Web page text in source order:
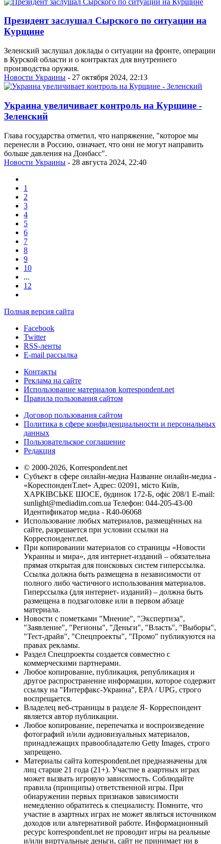
Президент заслушал Сырского по ситуации на
Курщине
Зеленский заслушал доклады о ситуации на фронте, операции
в Курской области и о контрактах для внутреннего
производства оружия.
Новости Украины - 27 октября 2024, 22:13
Украина увеличивает контроль на Курщине -
Зеленский
Глава государства отметил, что напряжение, "которое мы
перенесли в Россию, означает, что они не могут направить
больше давления на Донбасс".
Новости Украины - 28 августа 2024, 22:40
1
2
3
4
5
6
7
8
9
10
...
12
Полная версия сайта
Facebook
Twitter
RSS-ленты
E-mail рассылка
Контакты
Реклама на сайте
Использование материалов korrespondent.net
Правила пользования сайтом
Договор пользования сайтом
Политика в сфере конфиденциальности и персональных
данных
Пользовательское соглашение
Редакция
© 2000-2026, Korrespondent.net
Субъект в сфере онлайн-медиа Название онлайн-медиа -
«КореспонденТ.net» Адрес: 02091, місто Київ,
ХАРКІВСЬКЕ ШОСЕ, будинок 172-Б, офіс 208/1 E-mail:
sunlight@mediadim.com.ua Телефон: 044-205-43-00
Идентификатор медиа - R40-06068
Использование любых материалов, размещённых на
сайте, разрешается при условии ссылки на
Корреспондент.net.
При копировании материалов со страницы «Новости
Украины и мира», для интернет-изданий – обязательна
прямая открытая для поисковых систем гиперссылка.
Ссылка должна быть размещена в независимости от
полного либо частичного использования материалов.
Гиперссылка (для интернет- изданий) – должна быть
размещена в подзаголовке или в первом абзаце
материала.
Новости с пометками "Мнение", "Экспертиза",
"Заявление", "Регионы", "Деньги", "Власть", "Выборы",
"Тест-драйв", "Спецпроекты", "Промо" публикуются на
правах рекламы.
Раздел Спецпроекты создается совместно с
коммерческими партнерами.
Любое копирование, публикация, републикация и
другое распространение информации, которое содержит
ссылку на "Интерфакс-Украина", EPA / UPG, строго
воспрещается.
Владелец веб-страницы в разделе Я- Корреспондент
является автор публикации.
Любое копирование, перепечатка и воспроизведение
фотографий и/или аудиовизуальных материалов,
принадлежащих правообладателю Getty Images, строго
запрещено.
Материалы сайта korrespondent.net предназначены для
лиц старше 21 года (21+). Участие в азартных играх
может вызвать игровую зависимость. Соблюдайте
правила (принципы) ответственной игры. При
обнаружении первых признаков зависимости
немедленно обратитесь к специалисту. Помните, что
участие в азартных играх не может являться источником
доходов или альтернативой работе. Информационный
ресурс korrespondent.net не проводит игры на реальные
и/или виртуальные деньги, сайт не принимает ни в